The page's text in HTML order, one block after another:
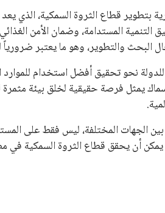
بتطوير قطاع الثروة السمكية، الذي
التنمية المستدامة، وضمان الأمن
البحث والتطوير، وهو ما يعتبر ضرورياً
نحو تحقيق أفضل استخدام للموارد
يمثل فرصة حقيقية لخلق بيئة مثمرة
بين الجهات المختلفة، ليس فقط على
أن يحقق قطاع الثروة السمكية